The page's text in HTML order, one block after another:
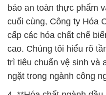
trì tiêu chuẩn vệ sinh và
ngặt trong ngành công
4. **Hóa chất ngành dầu
tôi cung cấp các sản
việc khai thác, chế biến
dầu khí và hóa dầu. Sản
bảo hiệu suất và an